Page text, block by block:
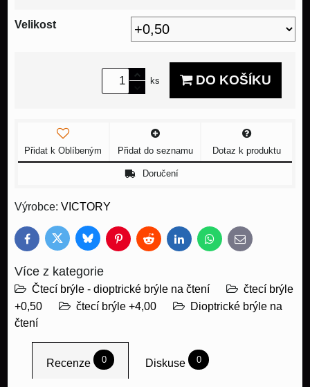
Velikost
ks DO KOŠÍKU
Přidat k Oblíbeným Přidat do seznamu Dotaz k produktu
Doručení
Výrobce: VICTORY
FacebookTwitter BlueskyPinterestReddit LinkedInWhatsApp
E-
mail
Více z kategorie
Čtecí brýle - dioptrické brýle na čtení
čtecí brýle
+0,50
čtecí brýle +4,00
Dioptrické brýle na
čtení
Recenze 0 Diskuse 0